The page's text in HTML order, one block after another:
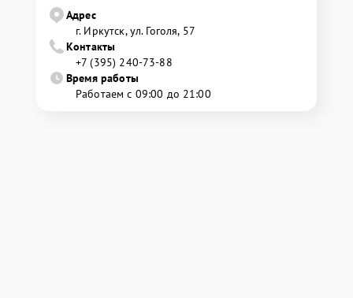
Адрес
г. Иркутск, ул. ​Гоголя, 57
Контакты
+7 (395) 240-73-88
Время работы
Работаем с 09:00 до 21:00